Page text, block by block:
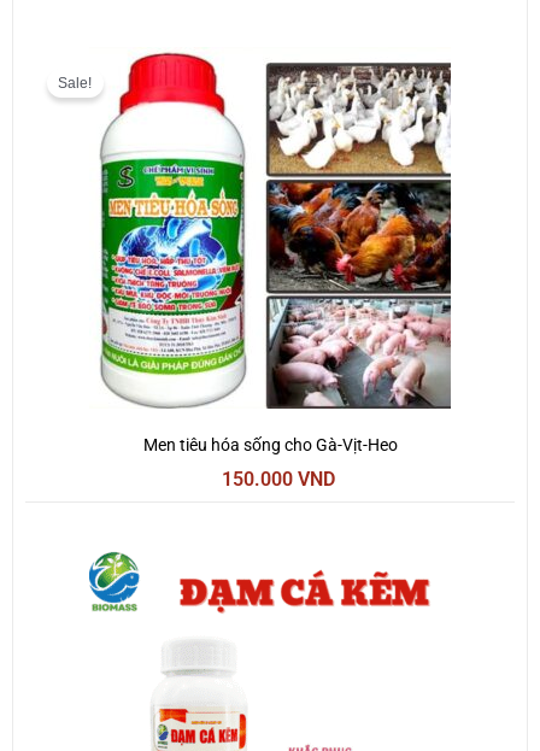
Sale!
Men tiêu hóa sống cho Gà-Vịt-Heo
Giá
gốc
là:
200.000 VND.
150.000 VND
Giá
hiện
tại
là:
150.000 VND.